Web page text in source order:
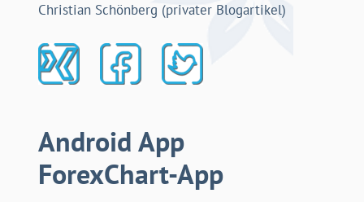
Christian Schönberg (privater Blogartikel)
Android App
ForexChart-App